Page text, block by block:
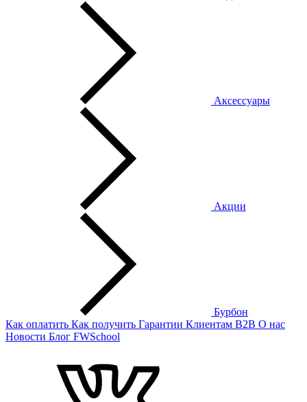
Аксессуары
Акции
Бурбон
Как оплатить Как получить Гарантии Клиентам B2B О нас
Новости Блог FWSchool